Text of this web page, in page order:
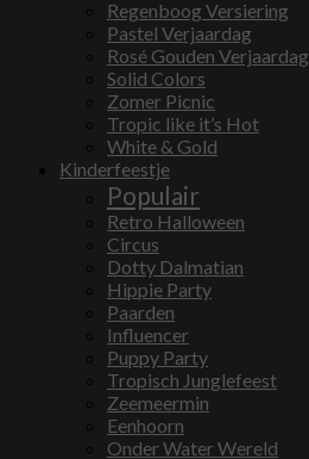
Regenboog Versiering
Pastel Verjaardag
Rosé Gouden Verjaardag
Solid Colors
Zomer Picnic
Tropic like it’s Hot
White & Gold
Kinderfeestje
Populair
Retro Halloween
Circus
Dotty Dalmatian
Hippie Party
Paarden
Influencer
Puppy Party
Tropisch Junglefeest
Zeemeermin
Eenhoorn
Onder Water Wereld